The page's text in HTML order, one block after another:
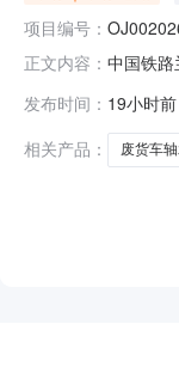
项目编号：
正文内容： 中国铁
为
发布时间： 19小时前
相关产品：
废货车